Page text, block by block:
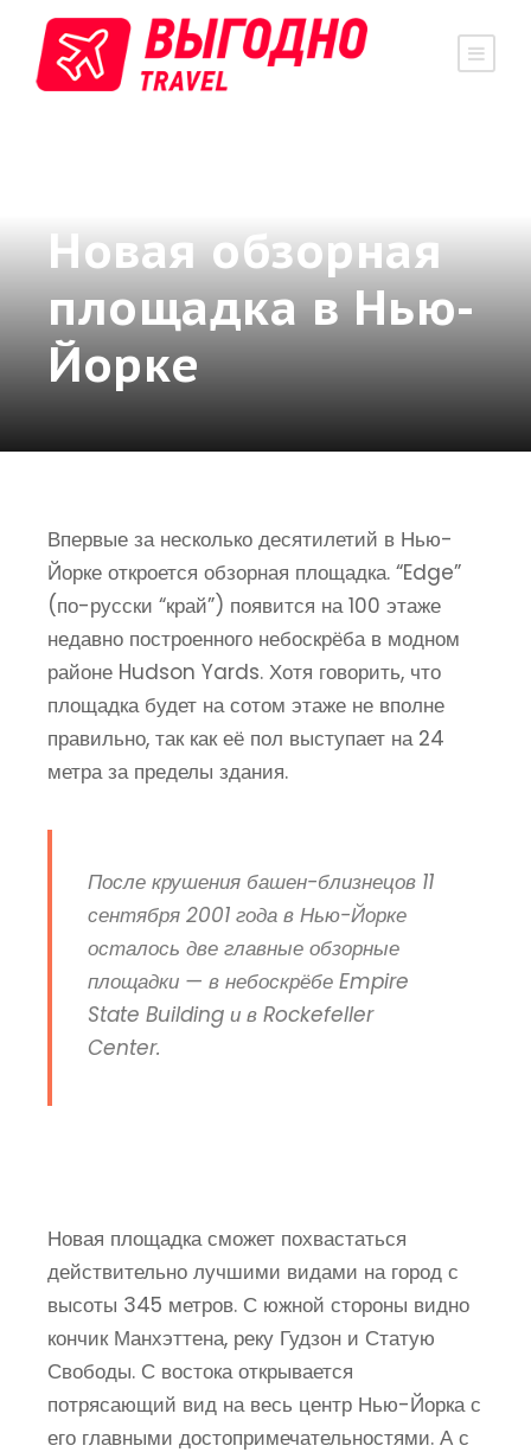
Новая обзорная
площадка в Нью-
Йорке
Впервые за несколько десятилетий в Нью-
Йорке откроется обзорная площадка. “Edge”
(по-русски “край”) появится на 100 этаже
недавно построенного небоскрёба в модном
районе Hudson Yards. Хотя говорить, что
площадка будет на сотом этаже не вполне
правильно, так как её пол выступает на 24
метра за пределы здания.
После крушения башен-близнецов 11
сентября 2001 года в Нью-Йорке
осталось две главные обзорные
площадки — в небоскрёбе Empire
State Building и в Rockefeller
Center.
Новая площадка сможет похвастаться
действительно лучшими видами на город с
высоты 345 метров. С южной стороны видно
кончик Манхэттена, реку Гудзон и Статую
Свободы. С востока открывается
потрясающий вид на весь центр Нью-Йорка с
его главными достопримечательностями. А с